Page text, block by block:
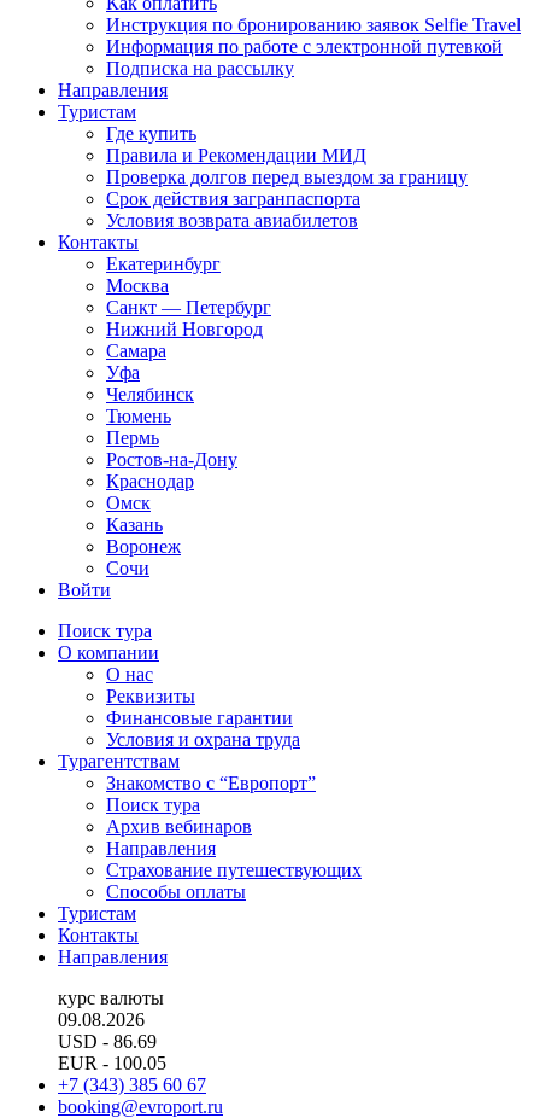
Инструкция по бронированию заявок Selfie Travel
Информация по работе с электронной путевкой
Подписка на рассылку
Направления
Туристам
Где купить
Правила и Рекомендации МИД
Проверка долгов перед выездом за границу
Срок действия загранпаспорта
Условия возврата авиабилетов
Контакты
Екатеринбург
Москва
Санкт — Петербург
Нижний Новгород
Самара
Уфа
Челябинск
Тюмень
Пермь
Ростов-на-Дону
Краснодар
Омск
Казань
Воронеж
Сочи
Войти
Поиск тура
О компании
О нас
Реквизиты
Финансовые гарантии
Условия и охрана труда
Турагентствам
Знакомство с “Европорт”
Поиск тура
Архив вебинаров
Направления
Страхование путешествующих
Способы оплаты
Туристам
Контакты
Направления
курс валюты
09.08.2026
USD - 86.69
EUR - 100.05
+7 (343) 385 60 67
booking@evroport.ru